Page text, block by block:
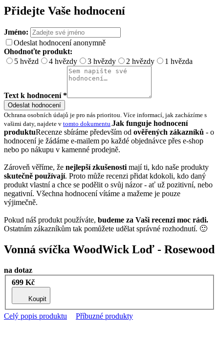
Přidejte Vaše hodnocení
Jméno:
Odeslat hodnocení anonymně
Ohodnoťte produkt:
5 hvězd
4 hvězdy 3 hvězdy 2 hvězdy 1 hvězda
Text k hodnocení *
Odeslat hodnocení
Ochrana osobních údajů je pro nás prioritou. Více informací, jak zacházíme s
vašimi daty, najdete v tomto dokumentu.Jak funguje hodnocení
produktuRecenze sbíráme především od ověřených zákazníků - o
hodnocení je žádáme e-mailem po každé objednávce přes e-shop
nebo po nákupu v kamenné prodejně.
Zároveň věříme, že nejlepší zkušenosti mají ti, kdo naše produkty
skutečně používají. Proto může recenzi přidat kdokoli, kdo daný
produkt vlastní a chce se podělit o svůj názor - ať už pozitivní, nebo
negativní. Všechna hodnocení vítáme a mažeme je pouze
výjimečně.
Pokud náš produkt používáte, budeme za Vaši recenzi moc rádi.
Ostatním zákazníkům tak pomůžete udělat správné rozhodnutí. 🙂
Vonná svíčka WoodWick Loď - Rosewood
na dotaz
699 Kč
Koupit
Celý popis produktu Příbuzné produkty